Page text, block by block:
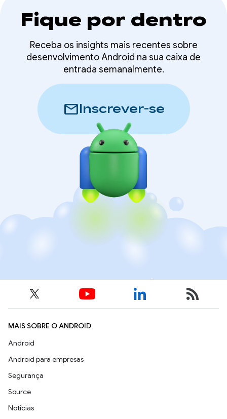
Fique por dentro
Receba os insights mais recentes sobre
desenvolvimento Android na sua caixa de
entrada semanalmente.
mailInscrever-se
MAIS SOBRE O ANDROID
Android
Android para empresas
Segurança
Source
Notícias